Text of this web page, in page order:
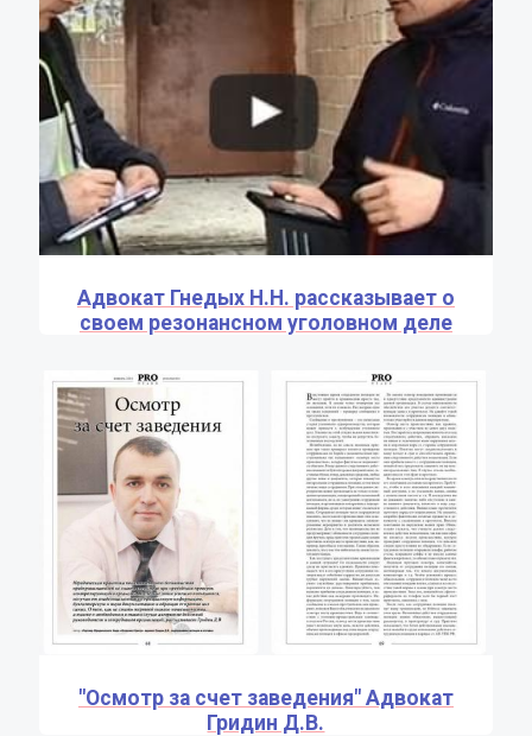
Адвокат Гнедых Н.Н. рассказывает о
своем резонансном уголовном деле
"Осмотр за счет заведения" Адвокат
Гридин Д.В.